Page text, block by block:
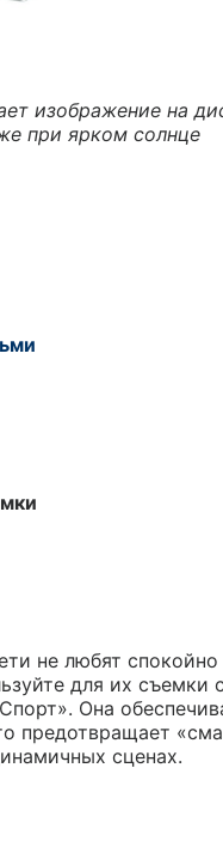
изображение на
при ярком солнце
не любят спокойно
для их съемки
Она
предотвращает
сценах.